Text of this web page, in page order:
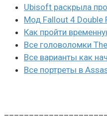
Ubisoft раскрыла
Мод Fallout 4 Double
Как пройти
Все головоломки
Все варианты как
Все портреты в